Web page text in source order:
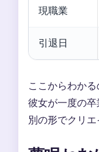
現職業
引退日
ここからわかる
彼女が一度の
別の形でクリ